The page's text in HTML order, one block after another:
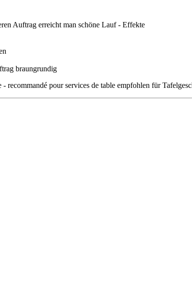
Auftrag erreicht man schöne Lauf - Effekte
braungrundig
empfohlen für